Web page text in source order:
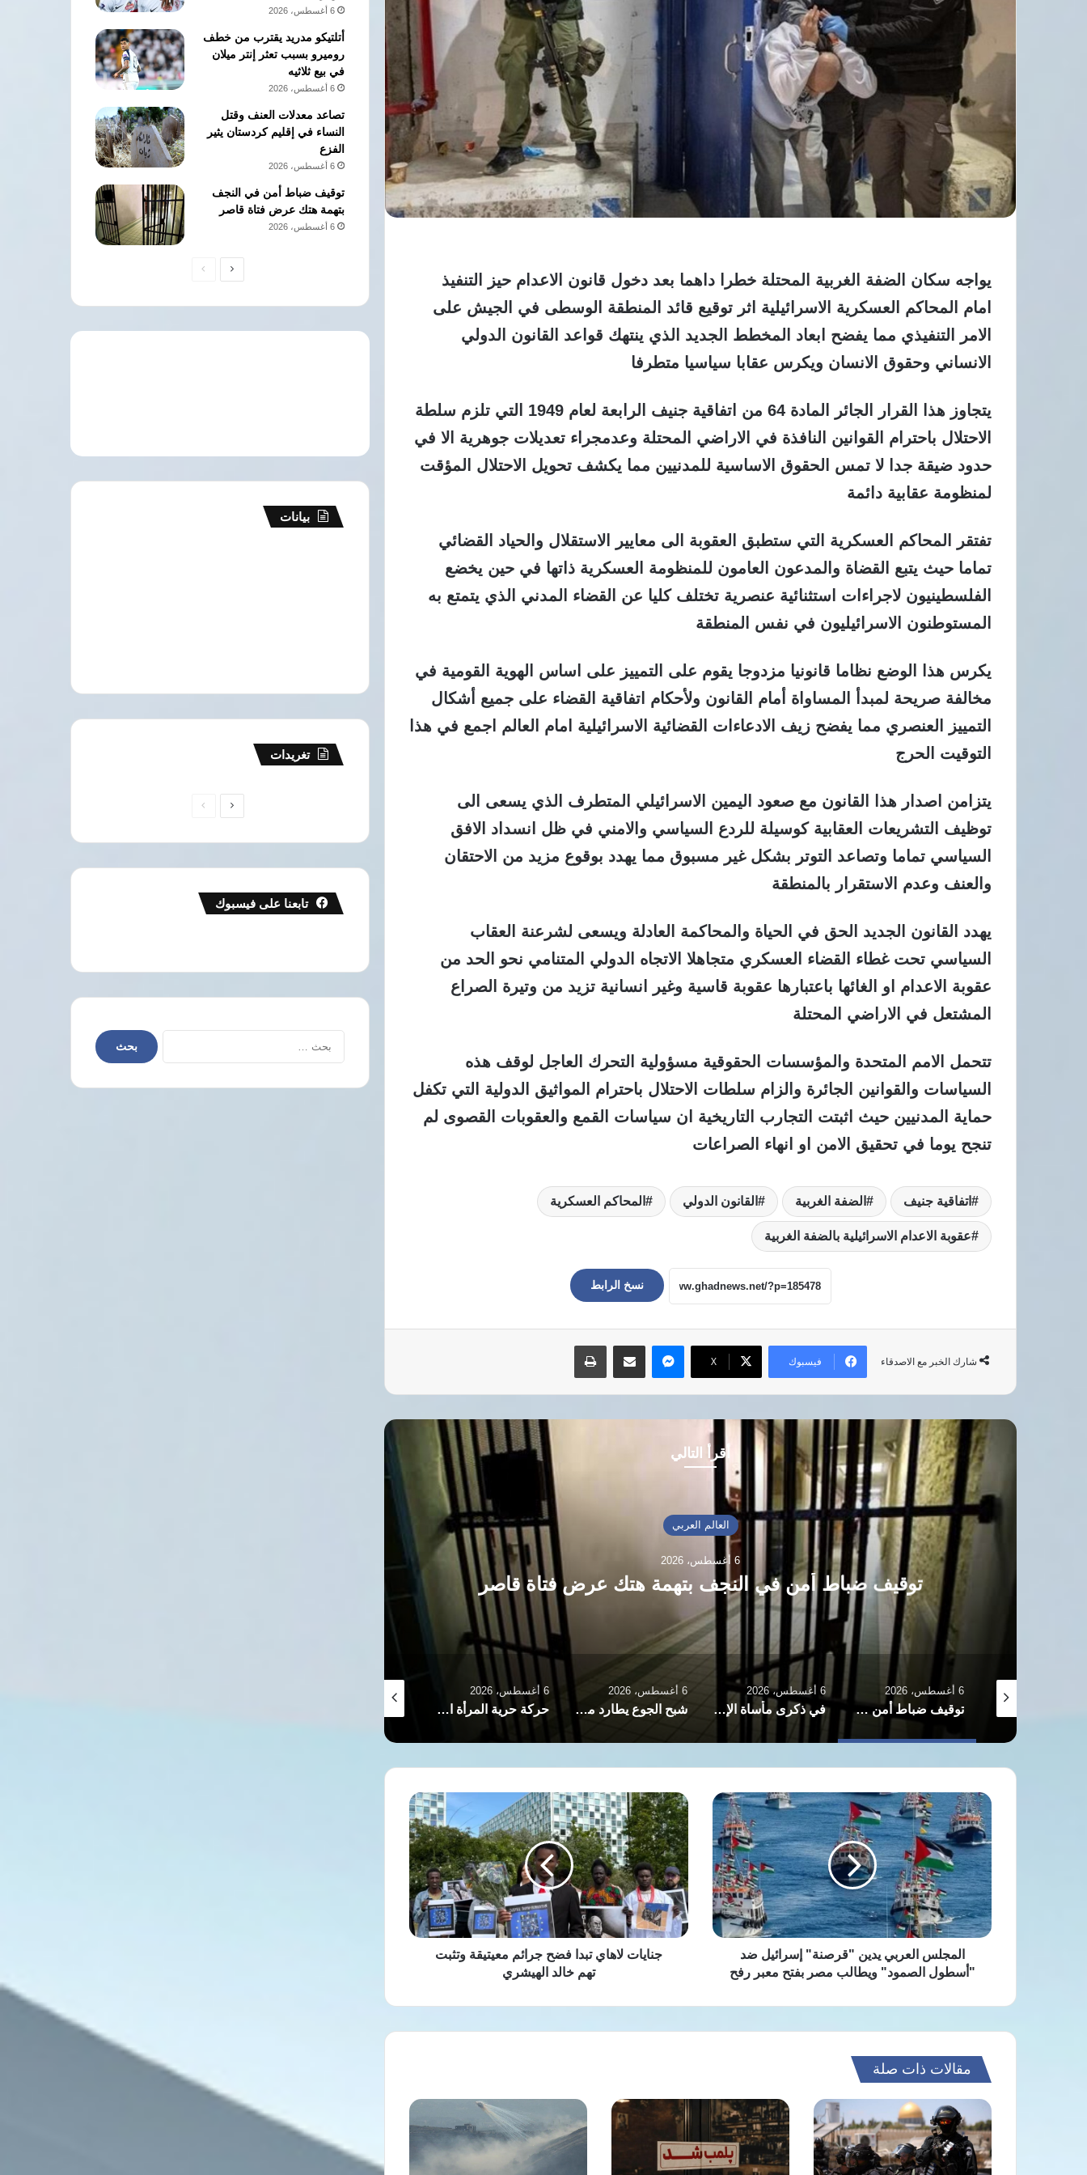
يواجه سكان الضفة الغربية المحتلة خطرا داهما بعد دخول قانون الاعدام حيز التنفيذ
امام المحاكم العسكرية الاسرائيلية اثر توقيع قائد المنطقة الوسطى في الجيش على
الامر التنفيذي مما يفضح ابعاد المخطط الجديد الذي ينتهك قواعد القانون الدولي
الانساني وحقوق الانسان ويكرس عقابا سياسيا متطرفا
يتجاوز هذا القرار الجائر المادة 64 من اتفاقية جنيف الرابعة لعام 1949 التي تلزم سلطة
الاحتلال باحترام القوانين النافذة في الاراضي المحتلة وعدمجراء تعديلات جوهرية الا في
حدود ضيقة جدا لا تمس الحقوق الاساسية للمدنيين مما يكشف تحويل الاحتلال المؤقت
لمنظومة عقابية دائمة
تفتقر المحاكم العسكرية التي ستطبق العقوبة الى معايير الاستقلال والحياد القضائي
تماما حيث يتبع القضاة والمدعون العامون للمنظومة العسكرية ذاتها في حين يخضع
الفلسطينيون لاجراءات استثنائية عنصرية تختلف كليا عن القضاء المدني الذي يتمتع به
المستوطنون الاسرائيليون في نفس المنطقة
يكرس هذا الوضع نظاما قانونيا مزدوجا يقوم على التمييز على اساس الهوية القومية في
مخالفة صريحة لمبدأ المساواة أمام القانون ولأحكام اتفاقية القضاء على جميع أشكال
التمييز العنصري مما يفضح زيف الادعاءات القضائية الاسرائيلية امام العالم اجمع في هذا
التوقيت الحرج
يتزامن اصدار هذا القانون مع صعود اليمين الاسرائيلي المتطرف الذي يسعى الى
توظيف التشريعات العقابية كوسيلة للردع السياسي والامني في ظل انسداد الافق
السياسي تماما وتصاعد التوتر بشكل غير مسبوق مما يهدد بوقوع مزيد من الاحتقان
والعنف وعدم الاستقرار بالمنطقة
يهدد القانون الجديد الحق في الحياة والمحاكمة العادلة ويسعى لشرعنة العقاب
السياسي تحت غطاء القضاء العسكري متجاهلا الاتجاه الدولي المتنامي نحو الحد من
عقوبة الاعدام او الغائها باعتبارها عقوبة قاسية وغير انسانية تزيد من وتيرة الصراع
المشتعل في الاراضي المحتلة
تتحمل الامم المتحدة والمؤسسات الحقوقية مسؤولية التحرك العاجل لوقف هذه
السياسات والقوانين الجائرة والزام سلطات الاحتلال باحترام المواثيق الدولية التي تكفل
حماية المدنيين حيث اثبتت التجارب التاريخية ان سياسات القمع والعقوبات القصوى لم
تنجح يوما في تحقيق الامن او انهاء الصراعات
اتفاقية جنيف الضفة الغربية القانون الدولي المحاكم العسكرية
عقوبة الاعدام الاسرائيلية بالضفة الغربية
نسخ الرابط
شارك الخبر مع الاصدقاء فيسبوك ‫X
ماسنجر مشاركة عبر البريد طباعة
أقرأ التالي
أخبار العالم
6 أغسطس، 2026
في ذكرى مأساة الإيزيديين: دعوات متجددة لكشف مصير المفقودين
وإنصاف الضحايا والناجين
6 أغسطس، 2026
في ذكرى مأساة الإيزيديين: دعوات متجددة لكشف مصير المفقودين وإنصاف الضحايا والناجين
6 أغسطس، 2026
شبح الجوع يطارد ملايين السودانيين نحو كارثة غذائية كبرى قريبا
6 أغسطس، 2026
حركة حرية المرأة الأفغانية تؤكد استمرار نضالها ضد قيود طالبان بالذكرى الخامسة
6 أغسطس، 2026
ذاكرة التاريخ.. وفاة كلوديت كولفن رائدة النضال ضد الفصل العنصري عن ستة وثمانين عاما
المجلس
العربي
يدين
"قرصنة"
إسرائيل
ضد
"أسطول
الصمود"
ويطالب
بفتح
رفح
المجلس العربي يدين "قرصنة" إسرائيل ضد
"أسطول الصمود" ويطالب مصر بفتح معبر رفح
جنايات
لاهاي
تبدا
فضح
جرائم
معيتيقة
وتثبت
تهم
خالد
الهيشريجنايات لاهاي تبدا فضح جرائم معيتيقة وتثبت
تهم خالد الهيشري
مقالات ذات صلة
6 أغسطس، 2026
أتلتيكو مدريد يقترب من خطف
روميرو بسبب تعثر إنتر ميلان
في بيع ثلاثيه
6 أغسطس، 2026
تصاعد معدلات العنف وقتل
النساء في إقليم كردستان يثير
الفزع
6 أغسطس، 2026
توقيف ضباط أمن في النجف
بتهمة هتك عرض فتاة قاصر
6 أغسطس، 2026
الصفحةالصفحة
بيانات
تغريدات
الصفحةالصفحة
تابعنا على فيسبوك
البحث
عن: